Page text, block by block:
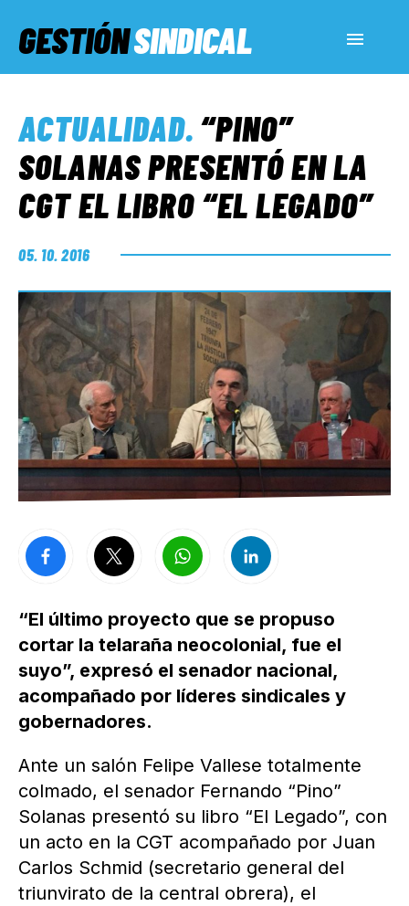
GESTIÓNSINDICAL
SERVICIOS SOCIALES
INFORMES ESPECIALES
FUERA DE MEGÁFONO
EL LADO «G»
ACTUALIDAD.“PINO”
SOLANAS PRESENTÓ EN LA
CGT EL LIBRO “EL LEGADO”
05. 10. 2016
“El último proyecto que se propuso
cortar la telaraña neocolonial, fue el
suyo”, expresó el senador nacional,
acompañado por líderes sindicales y
gobernadores.
Ante un salón Felipe Vallese totalmente
colmado, el senador Fernando “Pino”
Solanas presentó su libro “El Legado”, con
un acto en la CGT acompañado por Juan
Carlos Schmid (secretario general del
triunvirato de la central obrera), el